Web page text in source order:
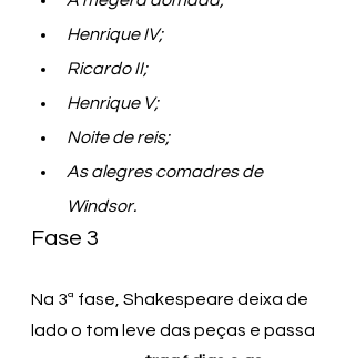
Henrique IV;
Ricardo II;
Henrique V;
Noite de reis;
As alegres comadres de
Windsor.
Fase 3
Na 3ª fase, Shakespeare deixa de
lado o tom leve das peças e passa